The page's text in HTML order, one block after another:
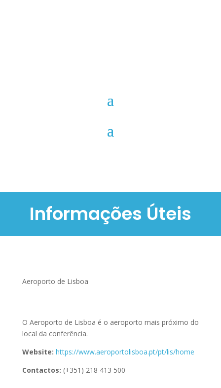
Informações Úteis
Aeroporto de Lisboa
O Aeroporto de Lisboa é o aeroporto mais próximo do
local da conferência.
Website: https://www.aeroportolisboa.pt/pt/lis/home
Contactos: (+351) 218 413 500